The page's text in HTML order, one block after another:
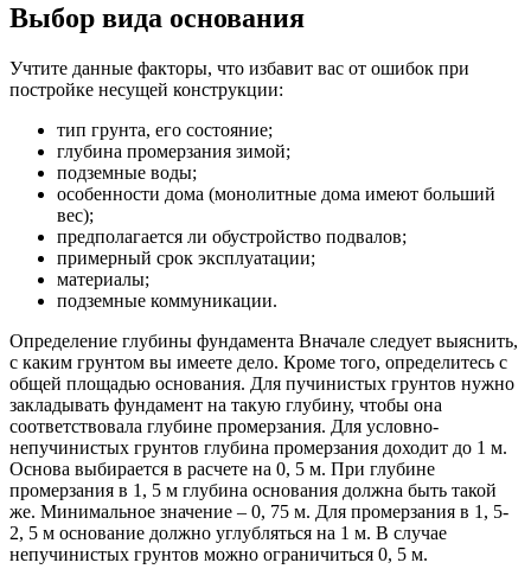
Выбор вида основания
Учтите данные факторы, что избавит вас от ошибок при
постройке несущей конструкции:
тип грунта, его состояние;
глубина промерзания зимой;
подземные воды;
особенности дома (монолитные дома имеют больший
вес);
предполагается ли обустройство подвалов;
примерный срок эксплуатации;
материалы;
подземные коммуникации.
Определение глубины фундамента Вначале следует выяснить,
с каким грунтом вы имеете дело. Кроме того, определитесь с
общей площадью основания. Для пучинистых грунтов нужно
закладывать фундамент на такую глубину, чтобы она
соответствовала глубине промерзания. Для условно-
непучинистых грунтов глубина промерзания доходит до 1 м.
Основа выбирается в расчете на 0, 5 м. При глубине
промерзания в 1, 5 м глубина основания должна быть такой
же. Минимальное значение – 0, 75 м. Для промерзания в 1, 5-
2, 5 м основание должно углубляться на 1 м. В случае
непучинистых грунтов можно ограничиться 0, 5 м.